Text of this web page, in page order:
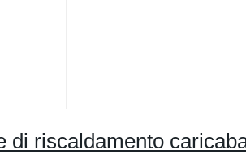
di riscaldamento